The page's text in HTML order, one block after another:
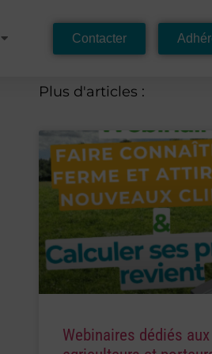
Contacter
Plus d'articles :
Webinaires dédiés aux